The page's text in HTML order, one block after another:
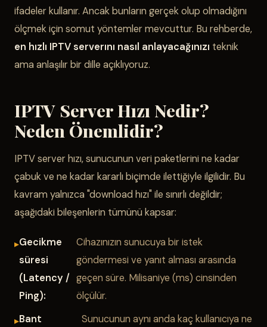
ifadeler kullanır. Ancak bunların gerçek olup olmadığını
ölçmek için somut yöntemler mevcuttur. Bu rehberde,
en hızlı IPTV serverını nasıl anlayacağınızı teknik
ama anlaşılır bir dille açıklıyoruz.
IPTV Server Hızı Nedir?
Neden Önemlidir?
IPTV server hızı, sunucunun veri paketlerini ne kadar
çabuk ve ne kadar kararlı biçimde ilettiğiyle ilgilidir. Bu
kavram yalnızca "download hızı" ile sınırlı değildir;
aşağıdaki bileşenlerin tümünü kapsar:
Gecikme
süresi
(Latency /
Ping):
Cihazınızın sunucuya bir istek
göndermesi ve yanıt alması arasında
geçen süre. Milisaniye (ms) cinsinden
ölçülür.
Bant
Sunucunun aynı anda kaç kullanıcıya ne